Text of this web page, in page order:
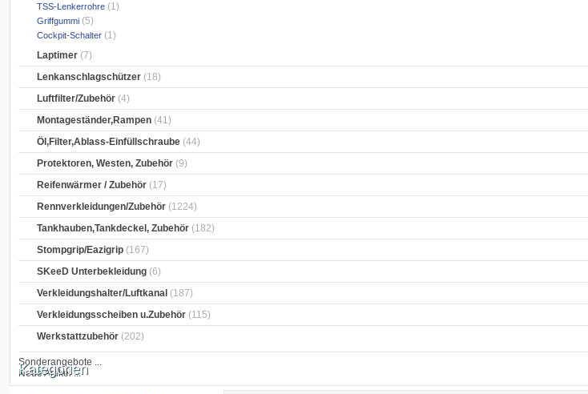
TSS-Lenkerrohre (1)
Griffgummi (5)
Cockpit-Schalter (1)
Laptimer (7)
Lenkanschlagschützer (18)
Luftfilter/Zubehör (4)
Montageständer,Rampen (41)
Öl,Filter,Ablass-Einfüllschraube (44)
Protektoren, Westen, Zubehör (9)
Reifenwärmer / Zubehör (17)
Rennverkleidungen/Zubehör (1224)
Tankhauben,Tankdeckel, Zubehör (182)
Stompgrip/Eazigrip (167)
SKeeD Unterbekleidung (6)
Verkleidungshalter/Luftkanal (187)
Verkleidungsscheiben u.Zubehör (115)
Werkstattzubehör (202)
Sonderangebote ...
Neue Artikel ...
Kategorien